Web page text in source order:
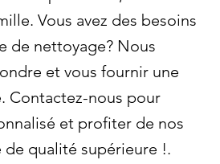
Vous avez des besoins
de nettoyage? Nous
et vous fournir une
Contactez-nous pour
et profiter de nos
qualité supérieure !.